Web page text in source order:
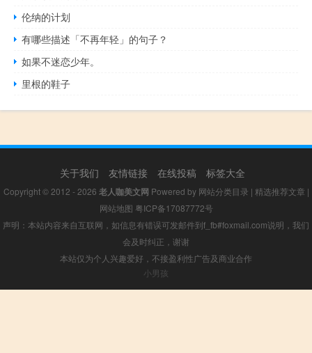
伦纳的计划
有哪些描述「不再年轻」的句子？
如果不迷恋少年。
里根的鞋子
关于我们 友情链接 在线投稿 标签大全
Copyright © 2012 - 2026 老人咖美文网 Powered by 网站分类目录 | 精选推荐文章 |
网站地图 粤ICP备17087772号
声明：本站内容来自互联网，如信息有错误可发邮件到f_fb#foxmail.com说明，我们
会及时纠正，谢谢
本站仅为个人兴趣爱好，不接盈利性广告及商业合作
小男孩